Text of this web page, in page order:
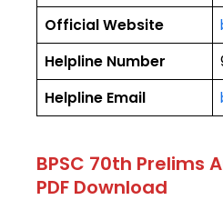
Official Website
Helpline Number
Helpline Email
BPSC 70th Prelims
PDF Download